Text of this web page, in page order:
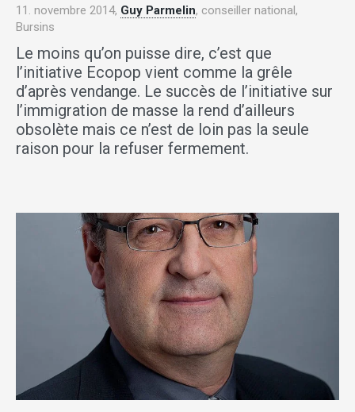
11. novembre 2014, Guy Parmelin, conseiller national,
Bursins
Le moins qu’on puisse dire, c’est que
l’initiative Ecopop vient comme la grêle
d’après vendange. Le succès de l’initiative sur
l’immigration de masse la rend d’ailleurs
obsolète mais ce n’est de loin pas la seule
raison pour la refuser fermement.